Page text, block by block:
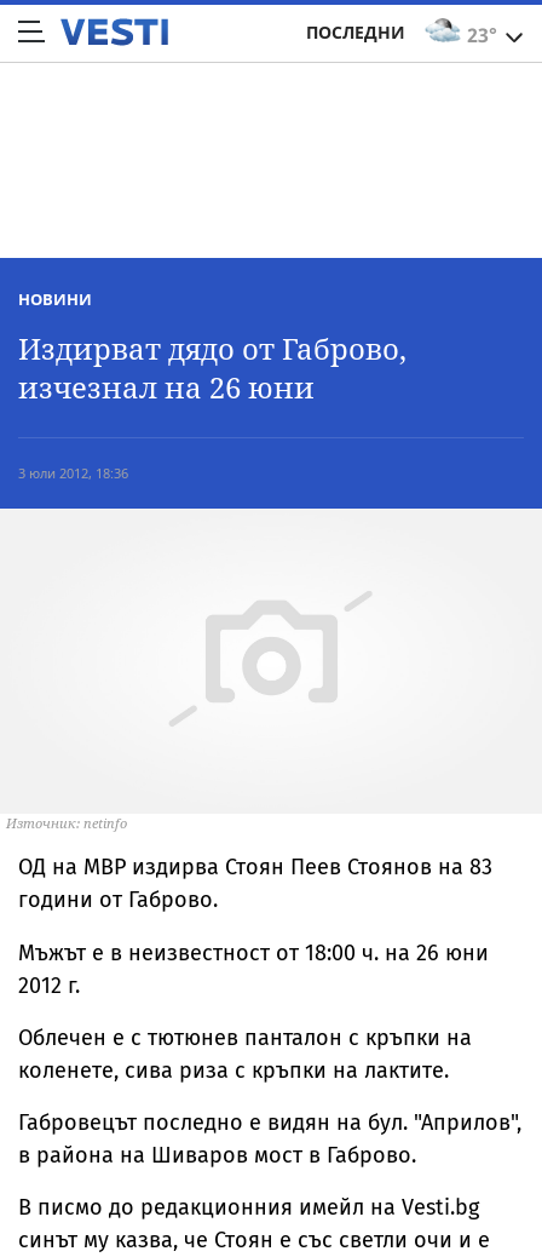
23°
ПОСЛЕДНИ
НОВИНИ
Издирват дядо от Габрово,
изчезнал на 26 юни
3 юли 2012, 18:36
Източник: netinfo
ОД на МВР издирва Стоян Пеев Стоянов на 83
години от Габрово.
Мъжът е в неизвестност от 18:00 ч. на 26 юни
2012 г.
Облечен е с тютюнев панталон с кръпки на
коленете, сива риза с кръпки на лактите.
Габровецът последно е видян на бул. "Априлов",
в района на Шиваров мост в Габрово.
В писмо до редакционния имейл на Vesti.bg
синът му казва, че Стоян е със светли очи и е